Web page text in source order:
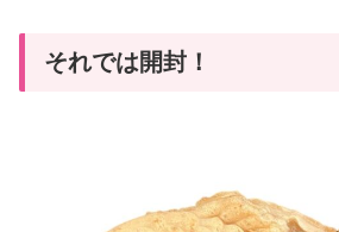
それでは開封！